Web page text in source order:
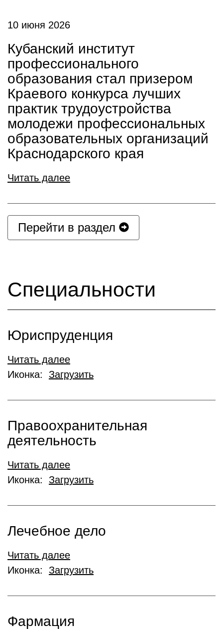
10 июня 2026
Кубанский институт
профессионального
образования стал призером
Краевого конкурса лучших
практик трудоустройства
молодежи профессиональных
образовательных организаций
Краснодарского края
Читать далее
Перейти в раздел
Специальности
Юриспруденция
Читать далее
Иконка: Загрузить
Правоохранительная
деятельность
Читать далее
Иконка: Загрузить
Лечебное дело
Читать далее
Иконка: Загрузить
Фармация